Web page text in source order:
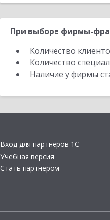
При выборе фирмы-
Количество
Количество
Наличие у фирмы
Вход для партнеров 1С
Учебная версия
Стать партнером